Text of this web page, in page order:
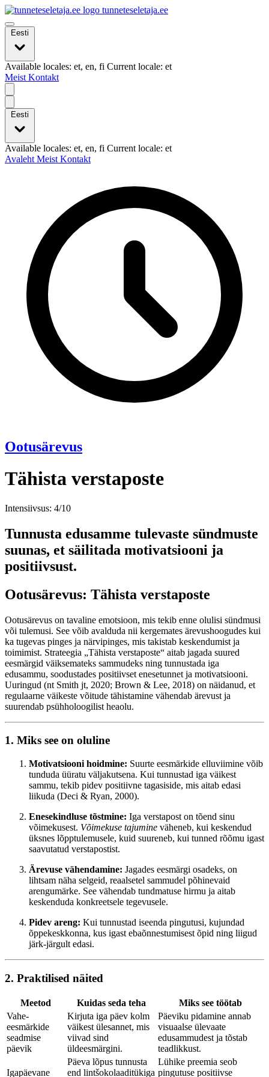
tunneteseletaja.ee
Eesti
Available locales: et, en, fi Current locale: et
Meist Kontakt
Eesti
Available locales: et, en, fi Current locale: et
Avaleht Meist Kontakt
Ootusärevus
Tähista verstaposte
Intensiivsus: 4/10
Tunnusta edusamme tulevaste sündmuste
suunas, et säilitada motivatsiooni ja
positiivsust.
Ootusärevus: Tähista verstaposte
Ootusärevus on tavaline emotsioon, mis tekib enne olulisi sündmusi
või tulemusi. See võib avalduda nii kergemates ärevushoogudes kui
ka tugevas pinges ja närvipinges, mis takistab keskendumist ja
toimimist. Strateegia „Tähista verstaposte“ aitab jagada suured
eesmärgid väiksemateks sammudeks ning tunnustada iga
edusammu, soodustades positiivset enesetunnet ja motivatsiooni.
Uuringud (nt Smith jt, 2020; Brown & Lee, 2018) on näidanud, et
regulaarne väikeste võitude tähistamine vähendab ärevust ja
suurendab psühholoogilist heaolu.
1. Miks see on oluline
Motivatsiooni hoidmine: Suurte eesmärkide elluviimine võib
tunduda üüratu väljakutsena. Kui tunnustad iga väikest
sammu, tekib pidev positiivne tagasiside, mis aitab edasi
liikuda (Deci & Ryan, 2000).
Enesekindluse tõstmine: Iga verstapost on tõend sinu
võimekusest. Võimekuse tajumine väheneb, kui keskendud
üksnes lõpptulemusele, kuid suureneb, kui tunned rõõmu igast
saavutatud verstapostist.
Ärevuse vähendamine: Jagades eesmärgi osadeks, on
lihtsam näha selgeid, reaalsetel sammudel põhinevaid
arengumärke. See vähendab tundmatuse hirmu ja aitab
keskenduda konkreetsele tegevusele.
Pidev areng: Kui tunnustad iseenda pingutusi, kujundad
õppekeskkonna, kus igast ebaõnnestumisest õpid ning liigud
järk-järgult edasi.
2. Praktilised näited
Meetod Kuidas seda teha
Miks see töötab
Vahe-
eesmärkide
seadmise
päevik
Kirjuta iga päev kolm
väikest ülesannet, mis
viivad sind
üldeesmärgini.
Päeviku pidamine annab
visuaalse ülevaate
edusammudest ja tõstab
teadlikkust.
Igapäevane
Päeva lõpus tunnusta
end lintšokolaaditükiga
Lühike preemia seob
pingutuse positiivse